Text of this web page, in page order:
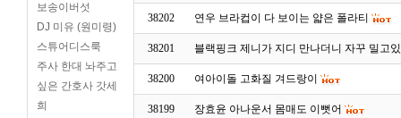
보송이버섯
DJ 미유 (원미령)
스튜어디스룩
주사 한대 놔주고
싶은 간호사 갓세
희
38202 연우 브라컵이 다 보이는 얇은 폴라티
38201 블랙핑크 제니가 지디 만나더니 자꾸 밀고
38200 여아이돌 고화질 겨드랑이
38199 장효윤 아나운서 몸매도 이뻣어